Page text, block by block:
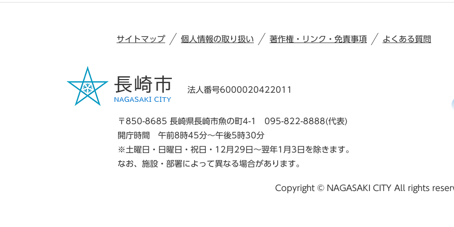
サイトマップ 個人情報の取り扱い 著作権・リンク・免責事項 よくある質問
法人番号6000020422011
〒850-8685 長崎県長崎市魚の町4-1
095-822-8888(代表)
開庁時間 午前8時45分～午後5時30分
※土曜日・日曜日・祝日・12月29日～翌年1月3日を除きます。
なお、施設・部署によって異なる場合があります。
Copyright © NAGASAKI CITY All rights